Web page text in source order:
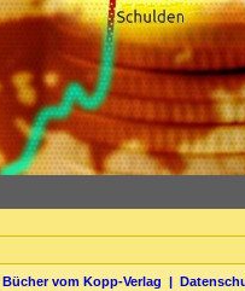
Bücher vom Kopp-Verlag |